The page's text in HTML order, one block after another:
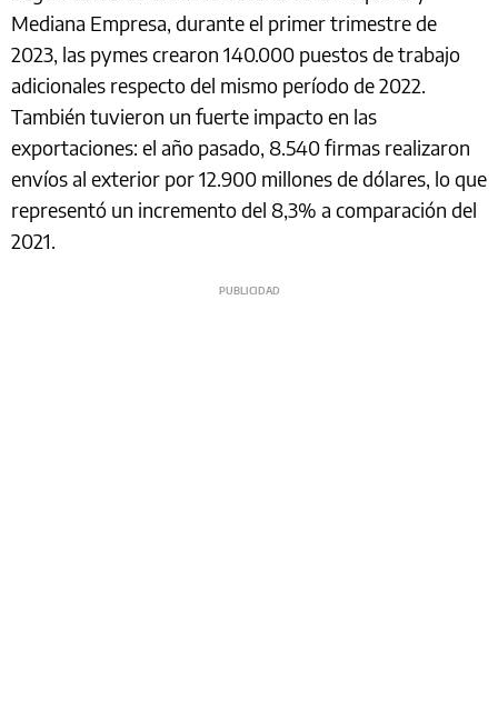
Mediana Empresa, durante el primer trimestre de
2023, las pymes crearon 140.000 puestos de trabajo
adicionales respecto del mismo período de 2022.
También tuvieron un fuerte impacto en las
exportaciones: el año pasado, 8.540 firmas realizaron
envíos al exterior por 12.900 millones de dólares, lo que
representó un incremento del 8,3% a comparación del
2021.